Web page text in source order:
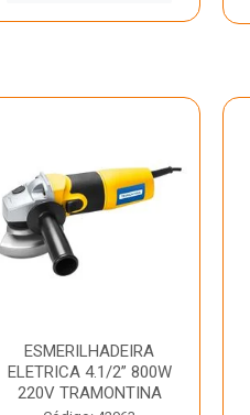
ESMERILHADEIRA
ELETRICA 4.1/2” 800W
220V TRAMONTINA